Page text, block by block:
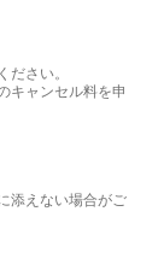
さい。
キャンセル料を申
添えない場合がご